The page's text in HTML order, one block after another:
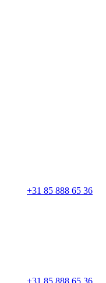
+31 85 888 65 36
+31 85 888 65 36